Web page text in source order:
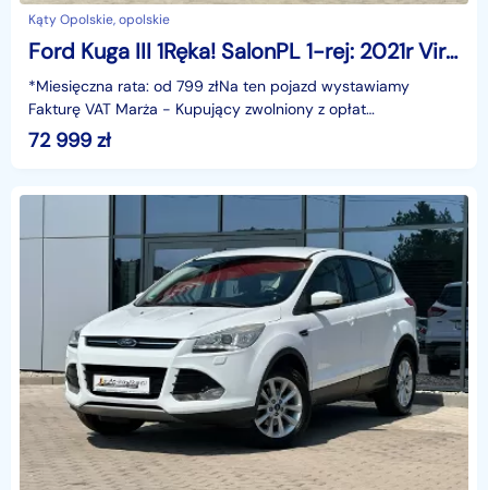
Kąty Opolskie, opolskie
Ford Kuga III 1Ręka! SalonPL 1-rej: 2021r Virtual Kamery Asystenci KeyLess GWARANC
*Miesięczna rata: od 799 złNa ten pojazd wystawiamy
Fakturę VAT Marża - Kupujący zwolniony z opłat
skarbowych.Gwarancja: 6 miesięcy.Cechy
szczególne:Pierwsza re
72 999 zł